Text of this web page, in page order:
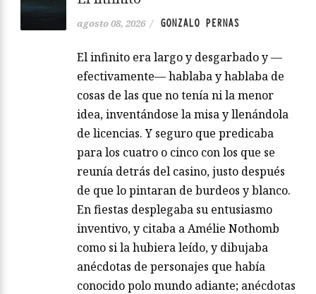
agosto 08, 2026 / GONZALO PERNAS
El infinito era largo y desgarbado y —
efectivamente— hablaba y hablaba de
cosas de las que no tenía ni la menor
idea, inventándose la misa y llenándola
de licencias. Y seguro que predicaba
para los cuatro o cinco con los que se
reunía detrás del casino, justo después
de que lo pintaran de burdeos y blanco.
En fiestas desplegaba su entusiasmo
inventivo, y citaba a Amélie Nothomb
como si la hubiera leído, y dibujaba
anécdotas de personajes que había
conocido polo mundo adiante; anécdotas